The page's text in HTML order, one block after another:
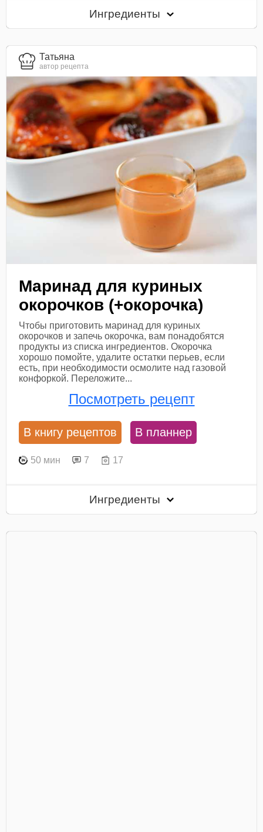
Ингредиенты
Татьяна
автор рецепта
Маринад для куриных
окорочков (+окорочка)
Чтобы приготовить маринад для куриных
окорочков и запечь окорочка, вам понадобятся
продукты из списка ингредиентов. Окорочка
хорошо помойте, удалите остатки перьев, если
есть, при необходимости осмолите над газовой
конфоркой. Переложите...
Посмотреть рецепт
В книгу рецептов В планнер
50 мин 7 17
Ингредиенты